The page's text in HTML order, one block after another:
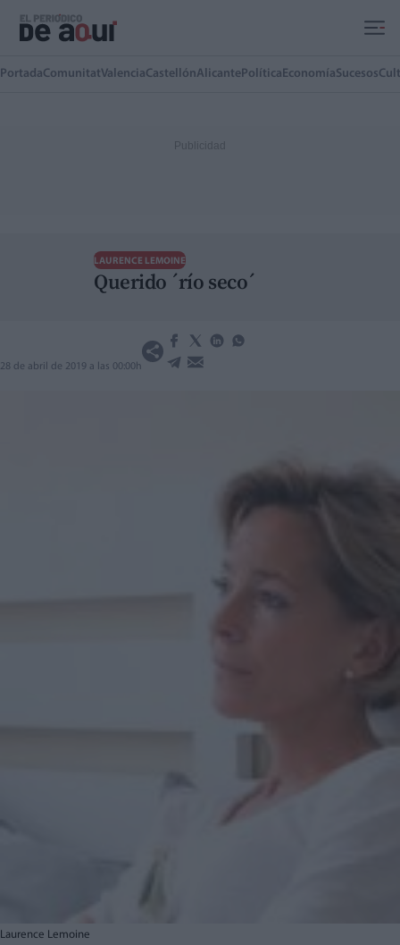
PortadaComunitatValenciaCastellónAlicante Política EconomíaSucesos
Querido ´río seco´
LAURENCE LEMOINE
28 de abril de 2019 a las 00:00h
Laurence Lemoine